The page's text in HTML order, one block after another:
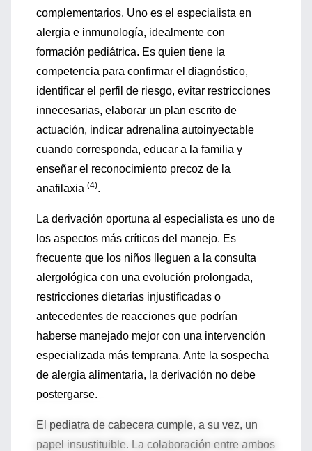
complementarios. Uno es el especialista en
alergia e inmunología, idealmente con
formación pediátrica. Es quien tiene la
competencia para confirmar el diagnóstico,
identificar el perfil de riesgo, evitar restricciones
innecesarias, elaborar un plan escrito de
actuación, indicar adrenalina autoinyectable
cuando corresponda, educar a la familia y
enseñar el reconocimiento precoz de la
anafilaxia (4).
La derivación oportuna al especialista es uno de
los aspectos más críticos del manejo. Es
frecuente que los niños lleguen a la consulta
alergológica con una evolución prolongada,
restricciones dietarias injustificadas o
antecedentes de reacciones que podrían
haberse manejado mejor con una intervención
especializada más temprana. Ante la sospecha
de alergia alimentaria, la derivación no debe
postergarse.
El pediatra de cabecera cumple, a su vez, un
papel insustituible. La colaboración entre ambos